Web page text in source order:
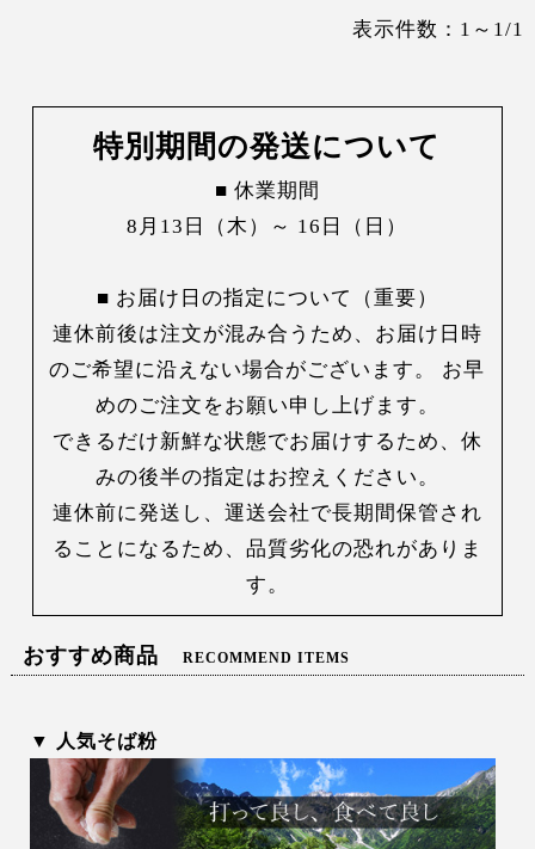
表示件数：1～1/1
特別期間の発送について
■ 休業期間
8月13日（木）～ 16日（日）
■ お届け日の指定について（重要）
連休前後は注文が混み合うため、お届け日時
のご希望に沿えない場合がございます。 お早
めのご注文をお願い申し上げます。
できるだけ新鮮な状態でお届けするため、休
みの後半の指定はお控えください。
連休前に発送し、運送会社で長期間保管され
ることになるため、品質劣化の恐れがありま
す。
おすすめ商品 RECOMMEND ITEMS
▼ 人気そば粉